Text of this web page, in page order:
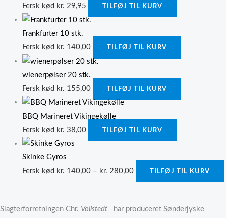
Fersk kød kr. 29,95 TILFØJ TIL KURV
Frankfurter 10 stk.
Fersk kød kr. 140,00 TILFØJ TIL KURV
wienerpølser 20 stk.
Fersk kød kr. 155,00 TILFØJ TIL KURV
BBQ Marineret Vikingekølle
Fersk kød kr. 38,00 TILFØJ TIL KURV
Skinke Gyros
Fersk kød kr. 140,00 – kr. 280,00 TILFØJ TIL KURV
Slagterforretningen Chr. Vollstedt har produceret Sønderjyske